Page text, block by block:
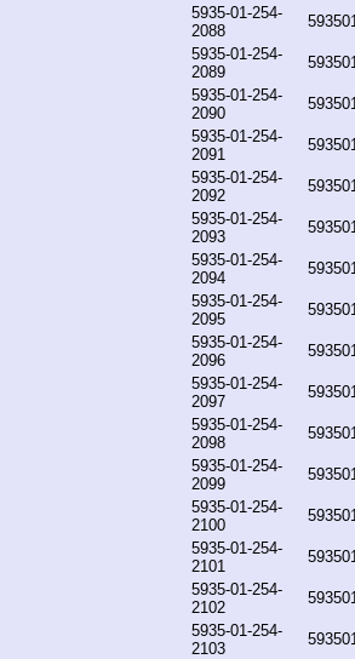
5935-01-254-
2088
5935-01-254-
2089
5935-01-254-
2090
5935-01-254-
2091
5935-01-254-
2092
5935-01-254-
2093
5935-01-254-
2094
5935-01-254-
2095
5935-01-254-
2096
5935-01-254-
2097
5935-01-254-
2098
5935-01-254-
2099
5935-01-254-
2100
5935-01-254-
2101
5935-01-254-
2102
5935-01-254-
2103